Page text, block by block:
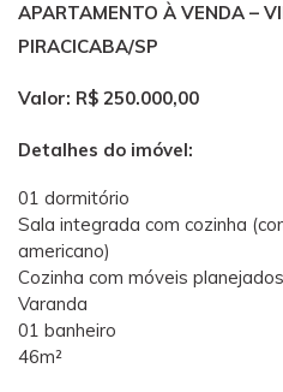
APARTAMENTO À VENDA –
PIRACICABA/SP
Valor: R$ 250.000,00
Detalhes do imóvel:
01 dormitório
Sala integrada com cozinha
americano)
Cozinha com móveis planejados
Varanda
01 banheiro
46m²